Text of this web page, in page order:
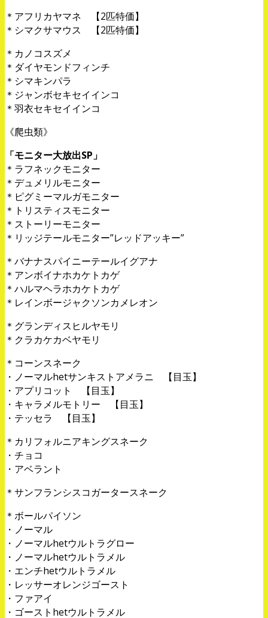
＊アフリカヤマネ 【2匹特価】
＊シマクサマウス 【2匹特価】
＊カノコスズメ
＊ダイヤモンドフィンチ
＊シマキンパラ
＊ジャンボセキセイインコ
＊羽衣セキセイインコ
《爬虫類》
「モニター大放出SP」
＊ラフネックモニター
＊デュメリルモニター
＊ピグミーマルガモニター
＊トリスティスモニター
＊ストーリーモニター
＊リッジテールモニター”レッドアッキー”
＊バナナスパイニーテールイグアナ
＊アンボイナホカケトカゲ
＊ハルマヘラホカケトカゲ
＊レインボージャクソンカメレオン
＊グランディスヒルヤモリ
＊クラカケカベヤモリ
＊コーンスネーク
・ノーマルhetサンキストアメラニ 【目玉】
・アプリコット 【目玉】
・キャラメルモトリー 【目玉】
・テッセラ 【目玉】
＊カリフォルニアキングスネーク
・チョコ
・アベラント
＊サンフランシスコガータースネーク
＊ボールパイソン
・ノーマル
・ノーマルhetウルトラグロー
・ノーマルhetウルトラメル
・エンチhetウルトラメル
・レッサーオレンジゴースト
・ファアイ
・ゴーストhetウルトラメル